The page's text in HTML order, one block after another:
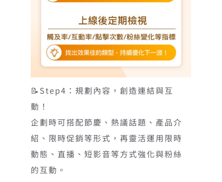
📝Step4：規劃內容，創造連結與互
動！
企劃時可搭配節慶、熱議話題、產品介
紹、限時促銷等形式，再靈活運用限時
動態、直播、短影音等方式強化與粉絲
的互動。